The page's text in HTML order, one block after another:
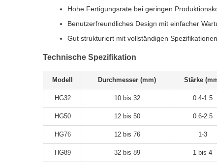
Hohe Fertigungsrate bei geringen
Benutzerfreundliches Design mit einfacher
Gut strukturiert mit vollständigen Spezifikationen
Technische Spezifikation
Modell Durchmesser (mm) Stärke
HG32 10 bis 32 0.4-1.5
HG50 12 bis 50 0.6-2.5
HG76 12 bis 76 1-3
HG89 32 bis 89 1 bis 4